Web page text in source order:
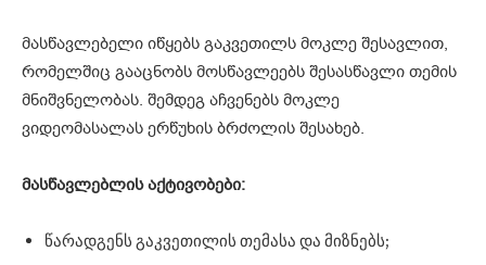
მასწავლებელი იწყებს გაკვეთილს მოკლე შესავლით,
რომელშიც გააცნობს მოსწავლეებს შესასწავლი თემის
მნიშვნელობას. შემდეგ აჩვენებს მოკლე
ვიდეომასალას ერწუხის ბრძოლის შესახებ.
მასწავლებლისაქტივობები:
წარადგენს გაკვეთილის თემასა და მიზნებს;